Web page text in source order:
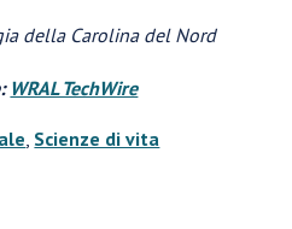
della Carolina del Nord
WRAL TechWire
Scienze di vita